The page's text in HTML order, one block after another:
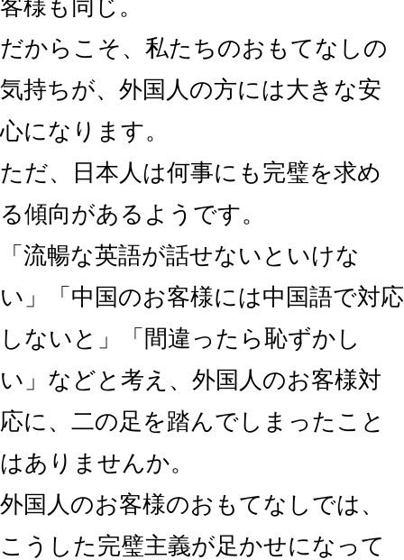
客様も同じ。
だからこそ、私たちのおもてなしの
気持ちが、外国人の方には大きな安
心になります。
ただ、日本人は何事にも完璧を求め
る傾向があるようです。
「流暢な英語が話せないといけな
い」「中国のお客様には中国語で対応
しないと」「間違ったら恥ずかし
い」などと考え、外国人のお客様対
応に、二の足を踏んでしまったこと
はありませんか。
外国人のお客様のおもてなしでは、
こうした完璧主義が足かせになって